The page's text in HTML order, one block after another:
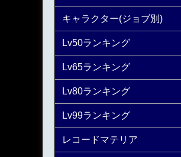
キャラクター(ジョブ別)
Lv50ランキング
Lv65ランキング
Lv80ランキング
Lv99ランキング
レコードマテリア